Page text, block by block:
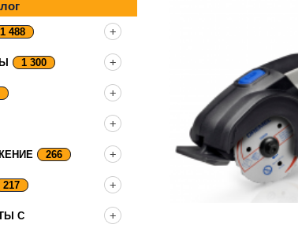
1 488
1 300
266
217
С